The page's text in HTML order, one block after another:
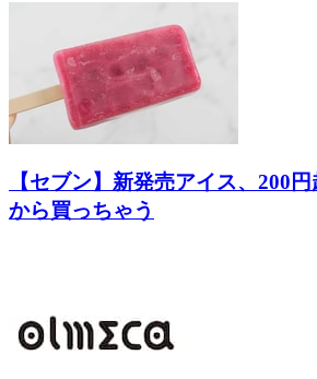
【セブン】新発売アイス、200
から買っちゃう